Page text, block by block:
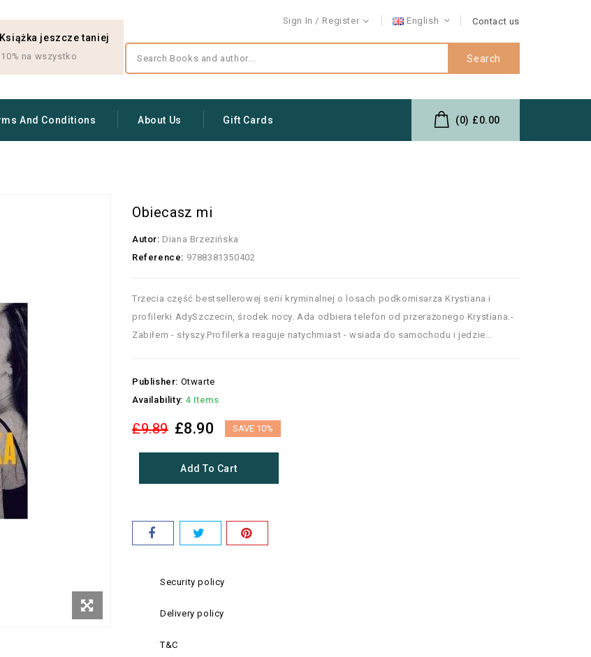
Sign In Register English Contact us
jeszcze taniej
na wszystko Search
And Conditions About Us Gift Cards (0) £0.00
Obiecasz mi
Autor: Diana Brzezińska
Reference: 9788381350402
Trzecia część bestsellerowej serii kryminalnej o losach podkomisarza Krystiana i
profilerki AdySzczecin, środek nocy. Ada odbiera telefon od przerażonego Krystiana.-
Zabiłem - słyszy.Profilerka reaguje natychmiast - wsiada do samochodu i jedzie...
Publisher: Otwarte
Availability: 4 Items
£9.89 £8.90 SAVE 10%
Add To Cart
Security policy
Delivery policy
T&C